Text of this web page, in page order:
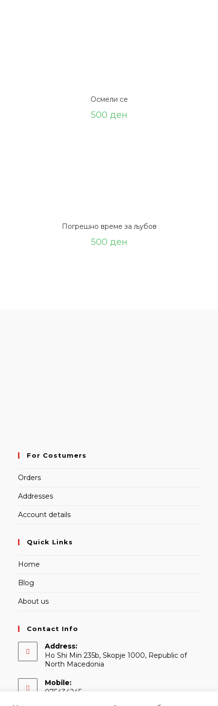
Осмели се
500 ден
Погрешно време за љубов
500 ден
For Costumers
Orders
Addresses
Account details
Quick Links
Home
Blog
About us
Contact Info
Address:
Ho Shi Min 235b, Skopje 1000, Republic of
North Macedonia
Mobile:
075434245